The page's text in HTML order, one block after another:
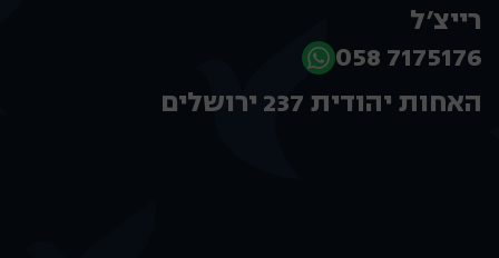
רייצ'ל
058 7175176
האחות יהודית 237 ירושלים